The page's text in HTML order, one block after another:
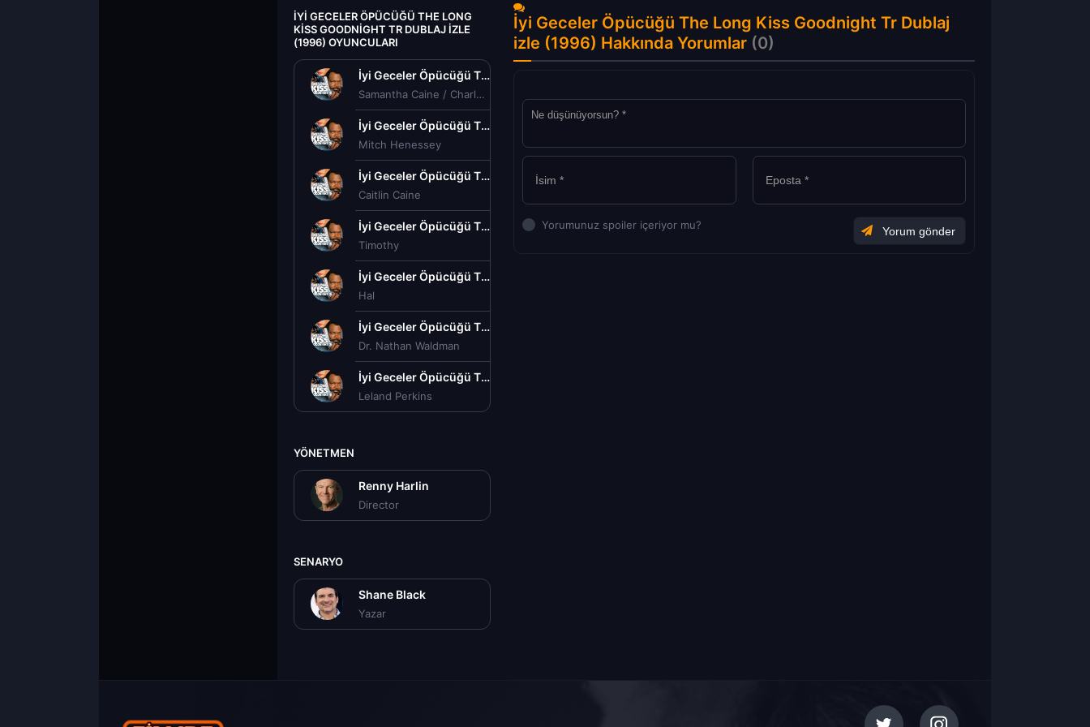
İYI GECELER ÖPÜCÜĞÜ THE LONG
KISS GOODNIGHT TR DUBLAJ IZLE
(1996) OYUNCULARI
İyi Geceler Öpücüğü The Long Kiss Goodnight Tr Dublaj izle (1996)
Samantha Caine / Charly Baltimore
İyi Geceler Öpücüğü The Long Kiss Goodnight Tr Dublaj izle (1996)
Mitch Henessey
İyi Geceler Öpücüğü The Long Kiss Goodnight Tr Dublaj izle (1996)
Caitlin Caine
İyi Geceler Öpücüğü The Long Kiss Goodnight Tr Dublaj izle (1996)
Timothy
İyi Geceler Öpücüğü The Long Kiss Goodnight Tr Dublaj izle (1996)
Hal
İyi Geceler Öpücüğü The Long Kiss Goodnight Tr Dublaj izle (1996)
Dr. Nathan Waldman
İyi Geceler Öpücüğü The Long Kiss Goodnight Tr Dublaj izle (1996)
Leland Perkins
YÖNETMEN
Renny Harlin
Director
SENARYO
Shane Black
Yazar
İyi Geceler Öpücüğü The Long Kiss Goodnight Tr Dublaj
izle (1996) Hakkında Yorumlar (0)
Yorumunuz spoiler içeriyor mu?